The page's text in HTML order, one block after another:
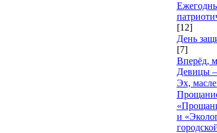
[12]
День
[7]
Вперёд,
Девицы
Эх,
и